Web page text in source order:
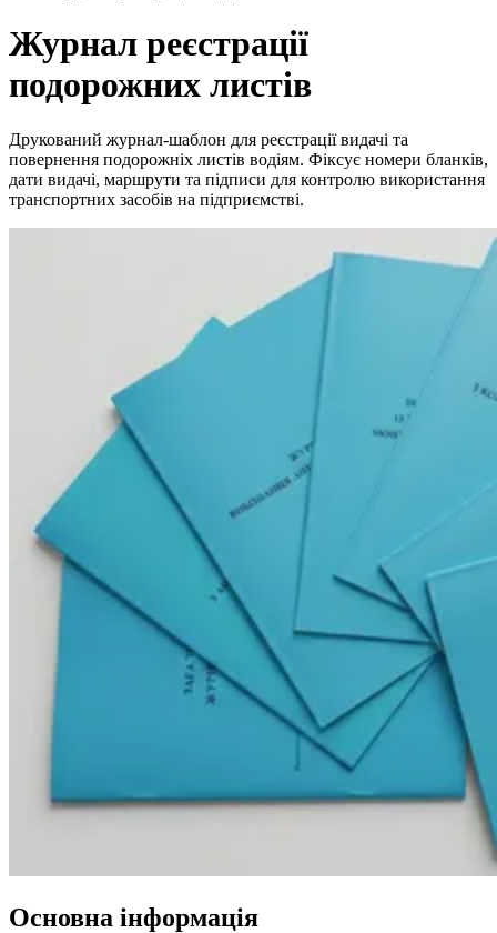
Журнал реєстрації
подорожних листів
Друкований журнал-шаблон для реєстрації видачі та
повернення подорожніх листів водіям. Фіксує номери бланків,
дати видачі, маршрути та підписи для контролю використання
транспортних засобів на підприємстві.
Основна інформація